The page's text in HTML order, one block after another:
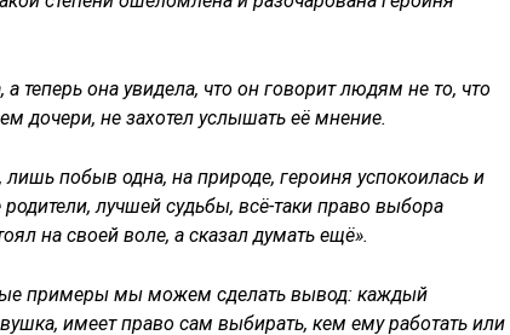
теперь она увидела, что он говорит людям не то, что
дочери, не захотел услышать её мнение.
лишь побыв одна, на природе, героиня успокоилась и
лучшей судьбы, всё-таки право выбора
на своей воле, а сказал думать ещё».
примеры мы можем сделать вывод: каждый
имеет право сам выбирать, кем ему работать или